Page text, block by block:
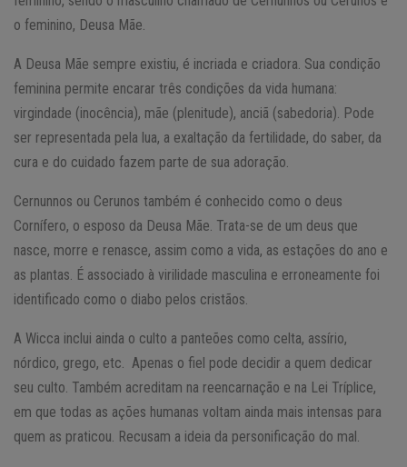
o feminino, Deusa Mãe.
A Deusa Mãe sempre existiu, é incriada e criadora. Sua condição
feminina permite encarar três condições da vida humana:
virgindade (inocência), mãe (plenitude), anciã (sabedoria). Pode
ser representada pela lua, a exaltação da fertilidade, do saber, da
cura e do cuidado fazem parte de sua adoração.
Cernunnos ou Cerunos também é conhecido como o deus
Cornífero, o esposo da Deusa Mãe. Trata-se de um deus que
nasce, morre e renasce, assim como a vida, as estações do ano e
as plantas. É associado à virilidade masculina e erroneamente foi
identificado como o diabo pelos cristãos.
A Wicca inclui ainda o culto a panteões como celta, assírio,
nórdico, grego, etc. Apenas o fiel pode decidir a quem dedicar
seu culto. Também acreditam na reencarnação e na Lei Tríplice,
em que todas as ações humanas voltam ainda mais intensas para
quem as praticou. Recusam a ideia da personificação do mal.